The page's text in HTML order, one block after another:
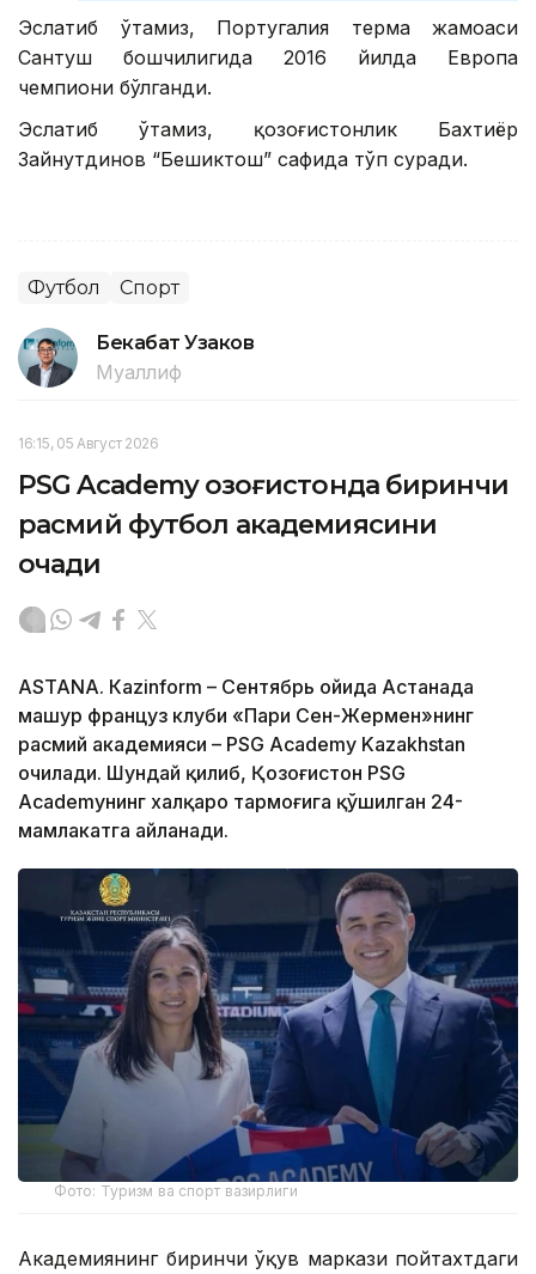
Эслатиб ўтамиз, Португалия терма жамоаси
Сантуш бошчилигида 2016 йилда Европа
чемпиони бўлганди.
Эслатиб ўтамиз, қозоғистонлик Бахтиёр
Зайнутдинов “Бешиктош” сафида тўп суради.
Футбол Спорт
Бекабат Узаков
Муаллиф
16:15, 05 Август 2026
PSG Academy Қозоғистонда биринчи
расмий футбол академиясини
очади
ASTANА. Кazinform – Сентябрь ойида Астанада
машҳур француз клуби «Пари Сен-Жермен»нинг
расмий академияси – PSG Academy Kazakhstan
очилади. Шундай қилиб, Қозоғистон PSG
Academyнинг халқаро тармоғига қўшилган 24-
мамлакатга айланади.
Фото: Туризм ва спорт вазирлиги
Академиянинг биринчи ўқув маркази пойтахтдаги